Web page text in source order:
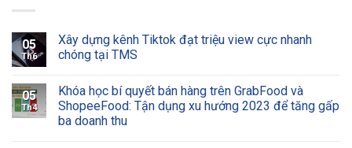
05
Th6
Xây dựng kênh Tiktok đạt triệu view cực nhanh
chóng tại TMS
05
Th4
Khóa học bí quyết bán hàng trên GrabFood và
ShopeeFood: Tận dụng xu hướng 2023 để tăng gấp
ba doanh thu